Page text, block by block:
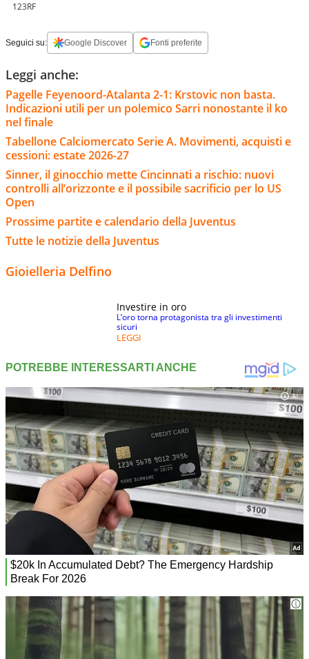
123RF
Seguici su: Google Discover Fonti preferite
Leggi anche:
Pagelle Feyenoord-Atalanta 2-1: Krstovic non basta.
Indicazioni utili per un polemico Sarri nonostante il ko
nel finale
Tabellone Calciomercato Serie A. Movimenti, acquisti e
cessioni: estate 2026-27
Sinner, il ginocchio mette Cincinnati a rischio: nuovi
controlli all’orizzonte e il possibile sacrificio per lo US
Open
Prossime partite e calendario della Juventus
Tutte le notizie della Juventus
Gioielleria Delfino
Investire in oro
L’oro torna protagonista tra gli investimenti
sicuri
LEGGI